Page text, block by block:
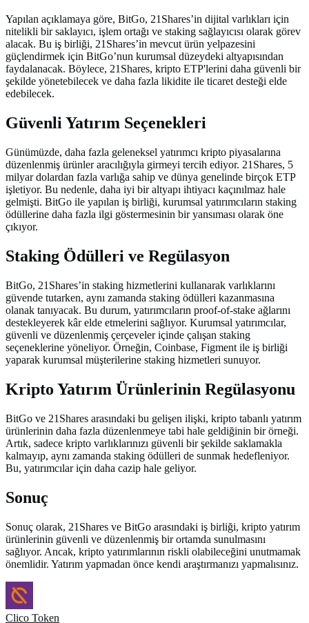
Yapılan açıklamaya göre, BitGo, 21Shares’in dijital varlıkları için
nitelikli bir saklayıcı, işlem ortağı ve staking sağlayıcısı olarak görev
alacak. Bu iş birliği, 21Shares’in mevcut ürün yelpazesini
güçlendirmek için BitGo’nun kurumsal düzeydeki altyapısından
faydalanacak. Böylece, 21Shares, kripto ETP'lerini daha güvenli bir
şekilde yönetebilecek ve daha fazla likidite ile ticaret desteği elde
edebilecek.
Güvenli Yatırım Seçenekleri
Günümüzde, daha fazla geleneksel yatırımcı kripto piyasalarına
düzenlenmiş ürünler aracılığıyla girmeyi tercih ediyor. 21Shares, 5
milyar dolardan fazla varlığa sahip ve dünya genelinde birçok ETP
işletiyor. Bu nedenle, daha iyi bir altyapı ihtiyacı kaçınılmaz hale
gelmişti. BitGo ile yapılan iş birliği, kurumsal yatırımcıların staking
ödüllerine daha fazla ilgi göstermesinin bir yansıması olarak öne
çıkıyor.
Staking Ödülleri ve Regülasyon
BitGo, 21Shares’in staking hizmetlerini kullanarak varlıklarını
güvende tutarken, aynı zamanda staking ödülleri kazanmasına
olanak tanıyacak. Bu durum, yatırımcıların proof-of-stake ağlarını
destekleyerek kâr elde etmelerini sağlıyor. Kurumsal yatırımcılar,
güvenli ve düzenlenmiş çerçeveler içinde çalışan staking
seçeneklerine yöneliyor. Örneğin, Coinbase, Figment ile iş birliği
yaparak kurumsal müşterilerine staking hizmetleri sunuyor.
Kripto Yatırım Ürünlerinin Regülasyonu
BitGo ve 21Shares arasındaki bu gelişen ilişki, kripto tabanlı yatırım
ürünlerinin daha fazla düzenlenmeye tabi hale geldiğinin bir örneği.
Artık, sadece kripto varlıklarınızı güvenli bir şekilde saklamakla
kalmayıp, aynı zamanda staking ödülleri de sunmak hedefleniyor.
Bu, yatırımcılar için daha cazip hale geliyor.
Sonuç
Sonuç olarak, 21Shares ve BitGo arasındaki iş birliği, kripto yatırım
ürünlerinin güvenli ve düzenlenmiş bir ortamda sunulmasını
sağlıyor. Ancak, kripto yatırımlarının riskli olabileceğini unutmamak
önemlidir. Yatırım yapmadan önce kendi araştırmanızı yapmalısınız.
Clico Token